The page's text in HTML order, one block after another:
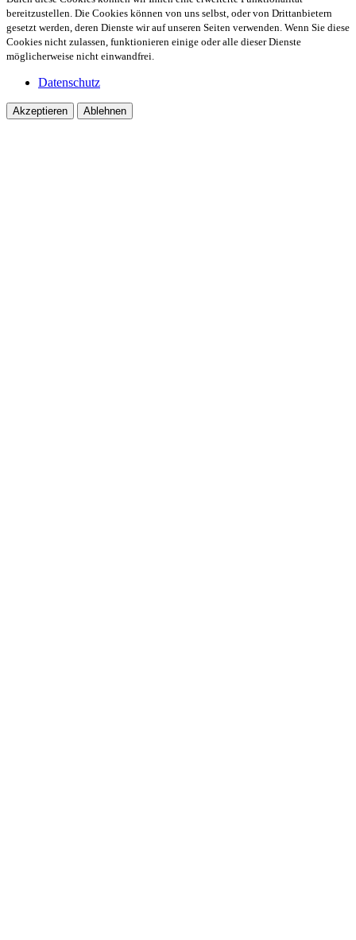
bereitzustellen. Die Cookies können von uns selbst, oder von Drittanbietern
gesetzt werden, deren Dienste wir auf unseren Seiten verwenden. Wenn Sie diese
Cookies nicht zulassen, funktionieren einige oder alle dieser Dienste
möglicherweise nicht einwandfrei.
Datenschutz
Akzeptieren Ablehnen